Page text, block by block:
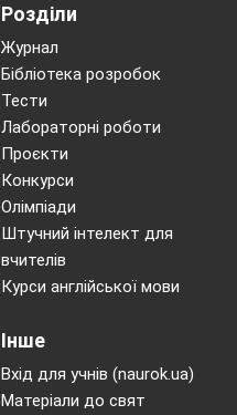
Розділи
Журнал
Бібліотека розробок
Тести
Лабораторні роботи
Проєкти
Конкурси
Олімпіади
Штучний інтелект для
вчителів
Курси англійської мови
Інше
Вхід для учнів (naurok.ua)
Матеріали до свят